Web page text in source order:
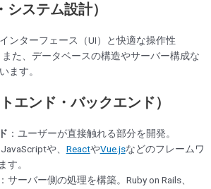
ステム設計）
ンターフェース（UI）と快適な操作性
また、データベースの構造やサーバー構成な
ます。
エンド・バックエンド）
：ユーザーが直接触れる部分を開発。
や、 ReactやVue.jsなどのフレームワ
す。
：サーバー側の処理を構築。Ruby on Rails、